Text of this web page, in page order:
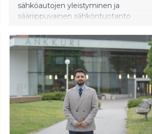
sähköautojen yleistyminen ja
sääriippuvainen sähköntuotanto
sähkö ei riitä kattamaan
kulutusta Suomessa. Latauksen oikea
ajoittaminen voi auttaa
varmistamaan sähkön riittävyyden
erityisesti talvella.